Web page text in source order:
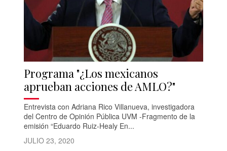
Programa "¿Los mexicanos
aprueban acciones de AMLO?"
Entrevista con Adriana Rico Villanueva, investigadora
del Centro de Opinión Pública UVM -Fragmento de la
emisión “Eduardo Ruiz-Healy En...
JULIO 23, 2020